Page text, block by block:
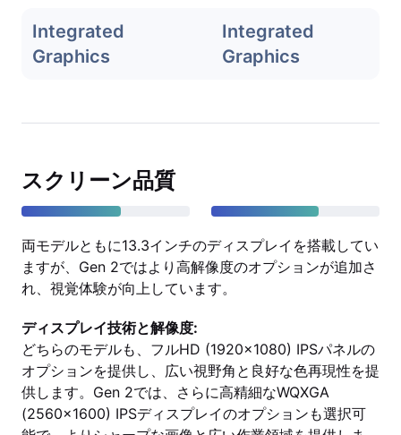
Integrated
Graphics
Integrated
Graphics
スクリーン品質
両モデルともに13.3インチのディスプレイを搭載してい
ますが、Gen 2ではより高解像度のオプションが追加さ
れ、視覚体験が向上しています。
ディスプレイ技術と解像度:
どちらのモデルも、フルHD (1920x1080) IPSパネルの
オプションを提供し、広い視野角と良好な色再現性を提
供します。Gen 2では、さらに高精細なWQXGA
(2560x1600) IPSディスプレイのオプションも選択可